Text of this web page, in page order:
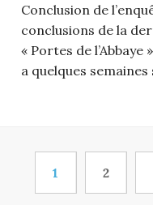
Conclusion de
conclusions de la
« Portes de
a quelques
1 2